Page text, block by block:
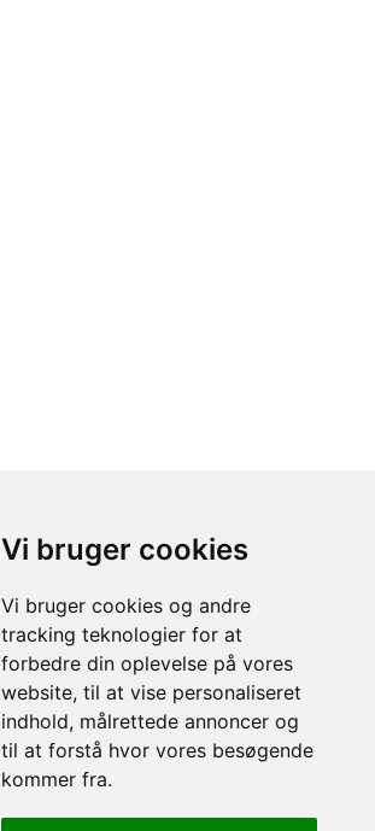
Vi bruger cookies
Vi bruger cookies og andre
tracking teknologier for at
forbedre din oplevelse på vores
website, til at vise personaliseret
indhold, målrettede annoncer og
til at forstå hvor vores besøgende
kommer fra.